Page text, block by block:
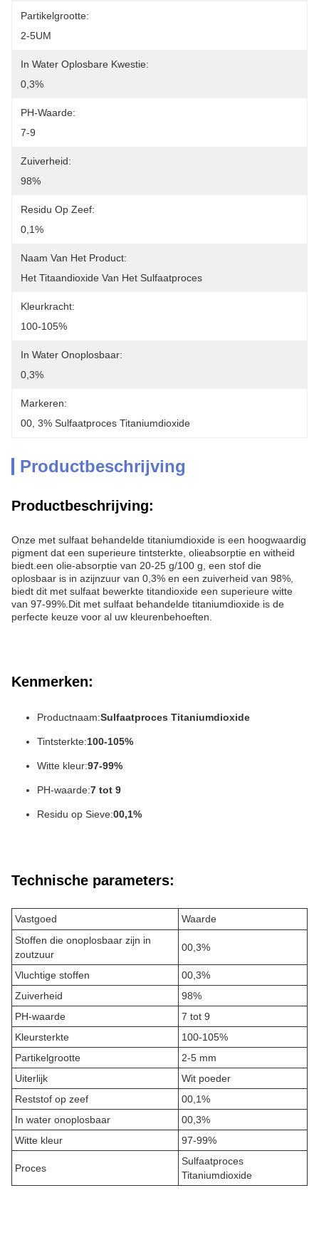
Partikelgrootte:
2-5UM
In Water Oplosbare Kwestie:
0,3%
PH-Waarde:
7-9
Zuiverheid:
98%
Residu Op Zeef:
0,1%
Naam Van Het Product:
Het Titaandioxide Van Het Sulfaatproces
Kleurkracht:
100-105%
In Water Onoplosbaar:
0,3%
Markeren:
00 3% Sulfaatproces Titaniumdioxide
Productbeschrijving
Productbeschrijving:
Onze met sulfaat behandelde titaniumdioxide is een hoogwaardig
pigment dat een superieure tintsterkte, olieabsorptie en witheid
biedt.een olie-absorptie van 20-25 g/100 g, een stof die
oplosbaar is in azijnzuur van 0,3% en een zuiverheid van 98%,
biedt dit met sulfaat bewerkte titandioxide een superieure witte
van 97-99%.Dit met sulfaat behandelde titaniumdioxide is de
perfecte keuze voor al uw kleurenbehoeften.
Kenmerken:
Productnaam:Sulfaatproces Titaniumdioxide
Tintsterkte:100-105%
Witte kleur:97-99%
PH-waarde:7 tot 9
Residu op Sieve:00,1%
Technische parameters:
Vastgoed
Waarde
Stoffen die onoplosbaar zijn in
zoutzuur
00,3%
Vluchtige stoffen
00,3%
Zuiverheid
98%
PH-waarde
7 tot 9
Kleursterkte
100-105%
Partikelgrootte
2-5 mm
Uiterlijk
Wit poeder
Reststof op zeef
00,1%
In water onoplosbaar
00,3%
Witte kleur
97-99%
Proces
Sulfaatproces
Titaniumdioxide